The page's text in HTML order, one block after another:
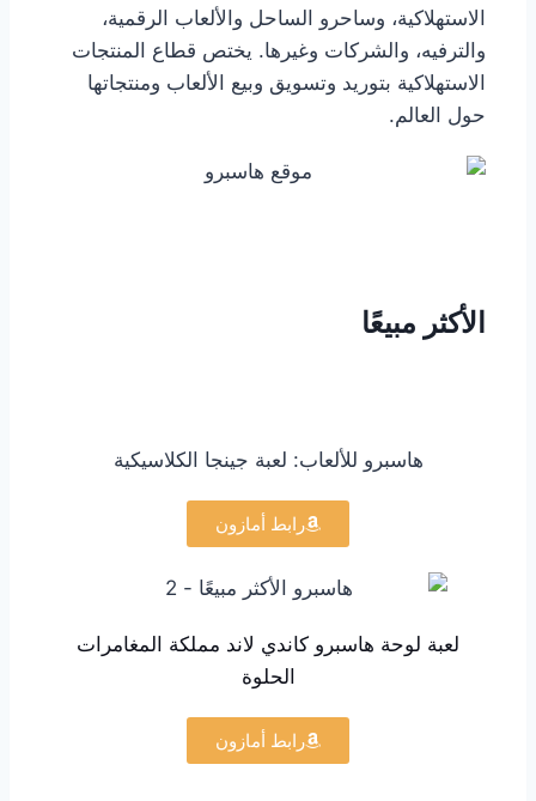
الاستهلاكية، وساحرو الساحل والألعاب الرقمية،
والترفيه، والشركات وغيرها. يختص قطاع المنتجات
الاستهلاكية بتوريد وتسويق وبيع الألعاب ومنتجاتها
حول العالم.
الأكثر مبيعًا
هاسبرو للألعاب: لعبة جينجا الكلاسيكية
رابط أمازون
لعبة لوحة هاسبرو كاندي لاند مملكة المغامرات
الحلوة
رابط أمازون